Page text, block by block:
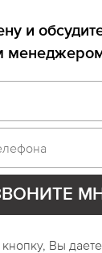
и
Вы